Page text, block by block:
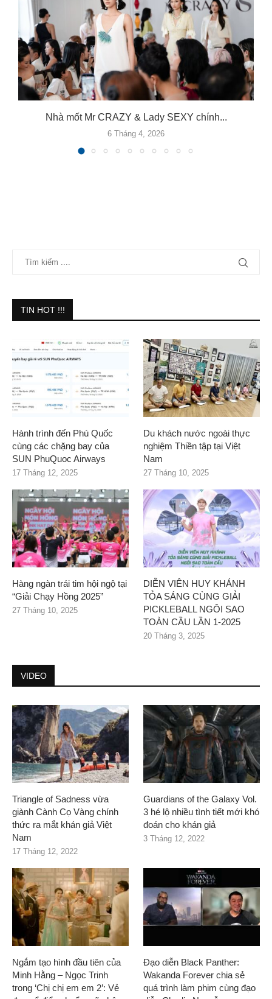
Nhà mốt Mr CRAZY & Lady SEXY chính...
6 Tháng 4, 2026
TIN HOT !!!
Hành trình đến Phú Quốc
cùng các chặng bay của
SUN PhuQuoc Airways
17 Tháng 12, 2025
Du khách nước ngoài thực
nghiệm Thiền tập tại Việt
Nam
27 Tháng 10, 2025
Hàng ngàn trái tim hội ngộ tại
“Giải Chạy Hồng 2025”
27 Tháng 10, 2025
DIỄN VIÊN HUY KHÁNH
TỎA SÁNG CÙNG GIẢI
PICKLEBALL NGÔI SAO
TOÀN CẦU LẦN 1-2025
20 Tháng 3, 2025
VIDEO
Triangle of Sadness vừa
giành Cành Cọ Vàng chính
thức ra mắt khán giả Việt
Nam
17 Tháng 12, 2022
Guardians of the Galaxy Vol.
3 hé lộ nhiều tình tiết mới khó
đoán cho khán giả
3 Tháng 12, 2022
Ngắm tạo hình đầu tiên của
Minh Hằng – Ngọc Trinh
trong ‘Chị chị em em 2’: Vẻ
Đạo diễn Black Panther:
Wakanda Forever chia sẻ
quá trình làm phim cùng đạo